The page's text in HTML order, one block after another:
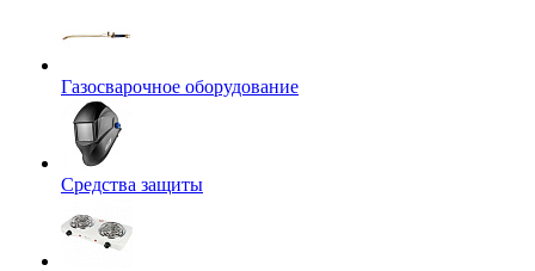
Газосварочное оборудование
Средства защиты